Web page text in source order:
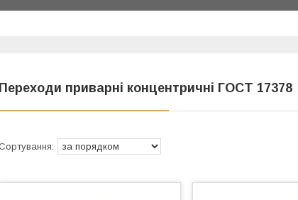
Переходи приварні концентричні ГОСТ 17378